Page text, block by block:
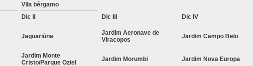
Vila bérgamo
Dic II Dic III Dic IV
Jaguariúna
Jardim Aeronave de
Viracopos
Jardim Campo Belo
Jardim Monte
Cristo/Parque Oziel
Jardim Morumbi Jardim Nova Europa